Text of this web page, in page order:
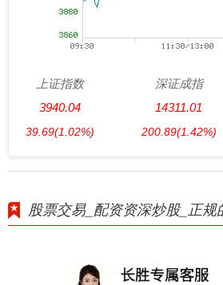
上证指数
3940.04
39.69(1.02%)
深证成指
14311.01
200.89(1.42%)
股票交易_配资资深炒股_正规